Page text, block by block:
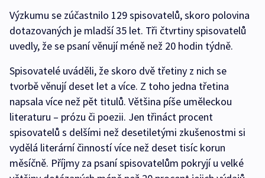
Výzkumu se zúčastnilo 129 spisovatelů, skoro polovina
dotazovaných je mladší 35 let. Tři čtvrtiny spisovatelů
uvedly, že se psaní věnují méně než 20 hodin týdně.
Spisovatelé uváděli, že skoro dvě třetiny z nich se
tvorbě věnují deset let a více. Z toho jedna třetina
napsala více než pět titulů. Většina píše uměleckou
literaturu – prózu či poezii. Jen třináct procent
spisovatelů s delšími než desetiletými zkušenostmi si
vydělá literární činností více než deset tisíc korun
měsíčně. Příjmy za psaní spisovatelům pokryjí u velké